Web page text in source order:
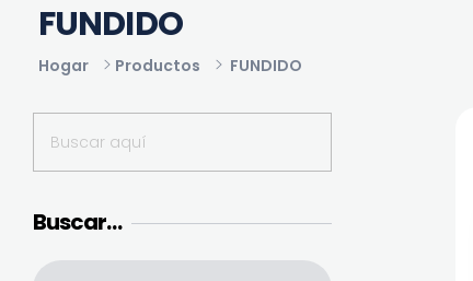
Hogar Productos FUNDIDO
FUNDIDO
Buscar…